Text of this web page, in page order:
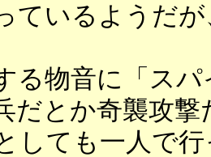
ているようだ
物音に「スパ
だとか奇襲攻
しても一人で